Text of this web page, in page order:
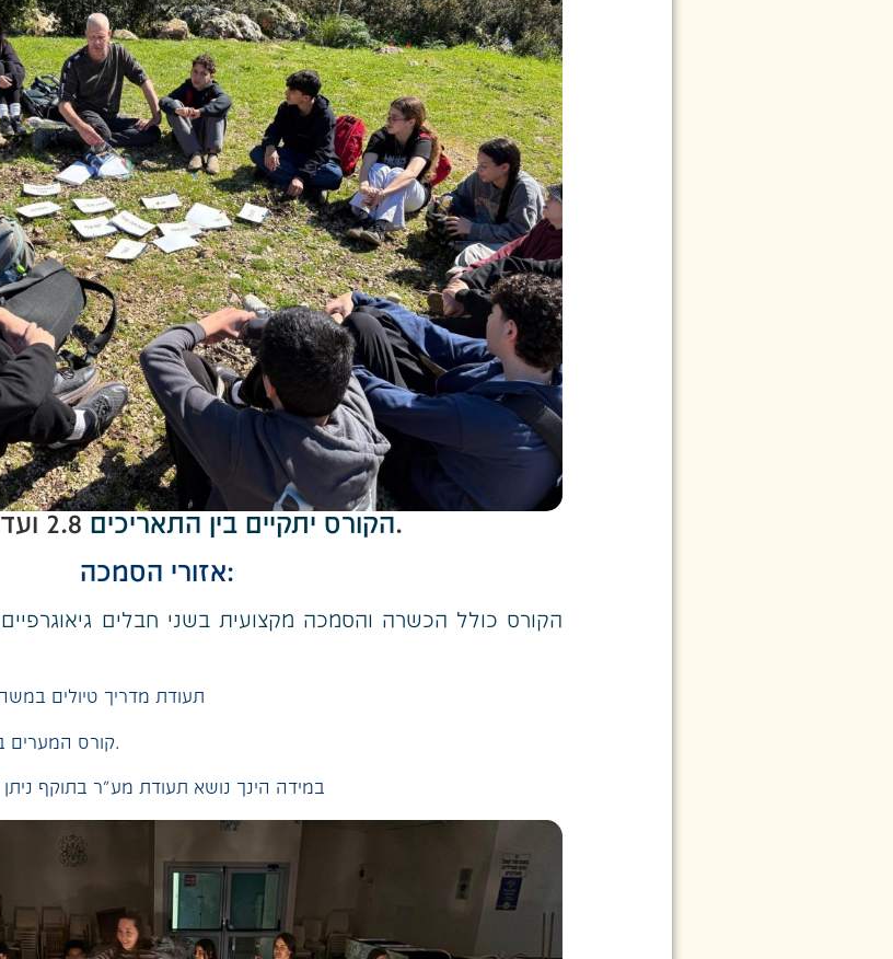
הקורס יתקיים בין התאריכים2.8 ועד ה-29.9.
אזורי הסמכה:
הקורס כולל הכשרה והסמכה מקצועית בשני חבלים
*תעודת מדריך טיולים
*קורס המערים בקורס יתקיים בתאריכים 4-8/10.
*במידה הינך נושא תעודת מע"ר בתוקף